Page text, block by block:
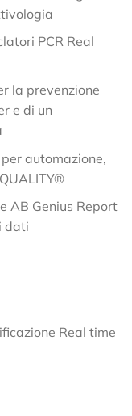
PCR Real
la prevenzione
e di un
automazione,
AB Genius Report
dati
Real time